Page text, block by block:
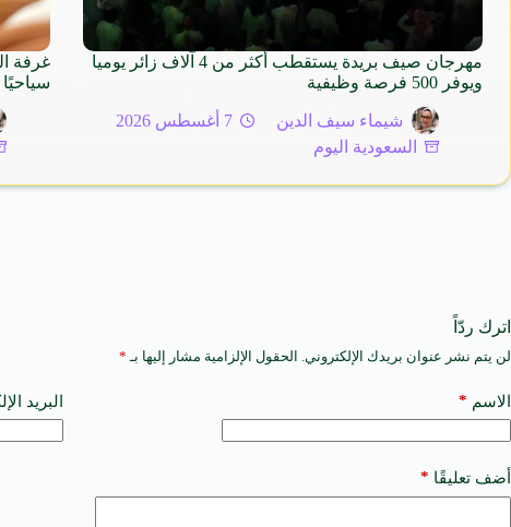
مهرجان صيف بريدة يستقطب أكثر من 4 آلاف زائر يوميا
ويوفر 500 فرصة وظيفية
شيماء سيف الدين
7 أغسطس 2026
السعودية اليوم
سياحيًا
اترك ردّاً
لن يتم نشر عنوان بريدك الإلكتروني. الحقول الإلزامية مشار إليها بـ *
الاسم * البريد
أضف تعليقًا *
A
t
e
a
t